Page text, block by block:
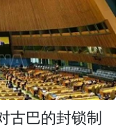
古巴的封锁制